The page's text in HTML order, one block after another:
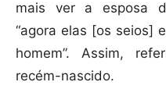
mais ver a esposa
“agora elas [os seios]
homem”. Assim,
recém-nascido.